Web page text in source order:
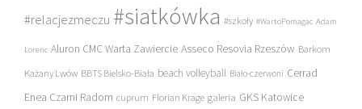
#relacjezmeczu #siatkówka #szkoły #WartoPomagac Adam
Lorenc Aluron CMC Warta Zawiercie Asseco Resovia Rzeszów Barkom
Każany Lwów BBTS Bielsko-Biała beach volleyball Biało-czerwoni Cerrad
Enea Czarni Radom cuprum Florian Krage galeria GKS Katowice